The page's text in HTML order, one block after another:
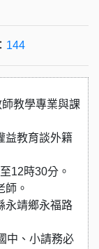
144
教學專業與課
益教育談外籍
12時30分。
師。
永靖鄉永福路
中、小請務必